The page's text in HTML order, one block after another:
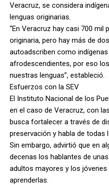
Veracruz, se considera
lenguas originarias.
“En Veracruz hay casi 700 mil
originaria, pero hay más de
autoadscriben como
afrodescendientes, por eso
nuestras lenguas”, estableció.
Esfuerzos con la SEV
El Instituto Nacional de los
en el caso de Veracruz, con
busca fortalecer a través de
preservación y habla de todas
Sin embargo, advirtió que en
decenas los hablantes de
adultos mayores y los
aprenderlas.